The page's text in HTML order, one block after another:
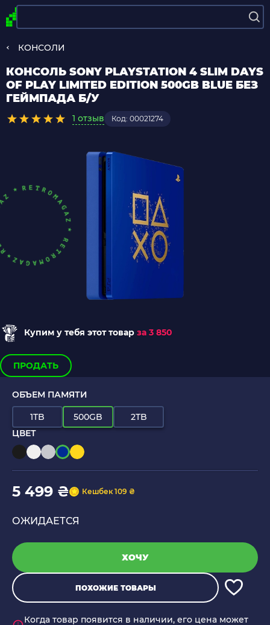
КОНСОЛИ
КОНСОЛЬ SONY PLAYSTATION 4 SLIM DAYS
OF PLAY LIMITED EDITION 500GB BLUE БЕЗ
ГЕЙМПАДА Б/У
1 отзыв Код: 00021274
Купим у тебя этот товар за 3 850
ПРОДАТЬ
ОБЪЕМ ПАМЯТИ
1TB 500GB
2TB
ЦВЕТ
5 499 ₴ Кешбек 109 ₴
ОЖИДАЕТСЯ
ХОЧУ
ПОХОЖИЕ ТОВАРЫ
Когда товар появится в наличии, его цена может